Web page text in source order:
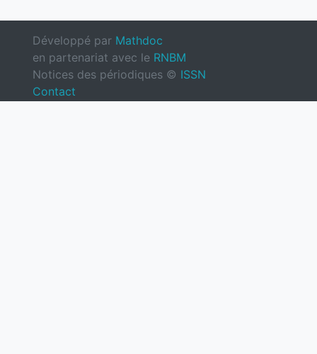
Développé par Mathdoc
en partenariat avec le RNBM
Notices des périodiques © ISSN
Contact